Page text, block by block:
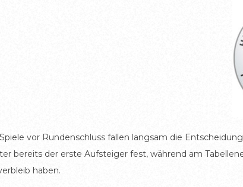
vor Rundenschluss fallen langsam die
bereits der erste Aufsteiger fest, während am
haben.